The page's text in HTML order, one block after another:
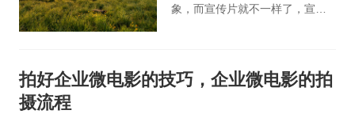
象，而宣传片就不一样了，宣传
和客户更加直观地了解公司和公
司的产品，宣传片也可以说是目
拍好企业微电影的技巧，企业微电影的拍
摄流程